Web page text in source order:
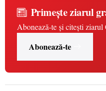
Primește ziarul
Abonează-te și citești
Abonează-te